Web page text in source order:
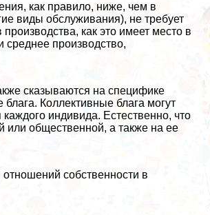
как правило, ниже, чем в
виды обслуживания), не требует
как это имеет место в
среднее производство,
сказываются на специфике
Коллективные блага могут
индивида. Естественно, что
или общественной, а также на ее
собственности в